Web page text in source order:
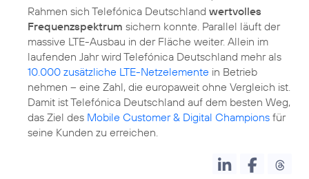
Rahmen sich Telefónica Deutschland wertvolles
Frequenzspektrum sichern konnte. Parallel läuft der
massive LTE-Ausbau in der Fläche weiter. Allein im
laufenden Jahr wird Telefónica Deutschland mehr als
10.000 zusätzliche LTE-Netzelemente in Betrieb
nehmen – eine Zahl, die europaweit ohne Vergleich ist.
Damit ist Telefónica Deutschland auf dem besten Weg,
das Ziel des Mobile Customer & Digital Champions für
seine Kunden zu erreichen.